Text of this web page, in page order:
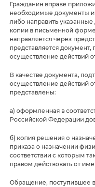
Гражданин вправе
необходимые документы
либо направить
копии в письменной
направляется через
представляется
осуществление действий
В качестве документа,
осуществление действий
представлены:
а) оформленная в
Российской Федерации
б) копия решения о
приказа о назначении
соответствии с которым
правом действовать от
Обращение, поступившее